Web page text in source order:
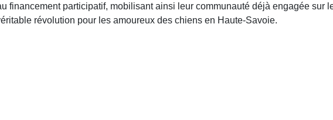
financement participatif, mobilisant ainsi leur communauté déjà engagée sur
révolution pour les amoureux des chiens en Haute-Savoie.